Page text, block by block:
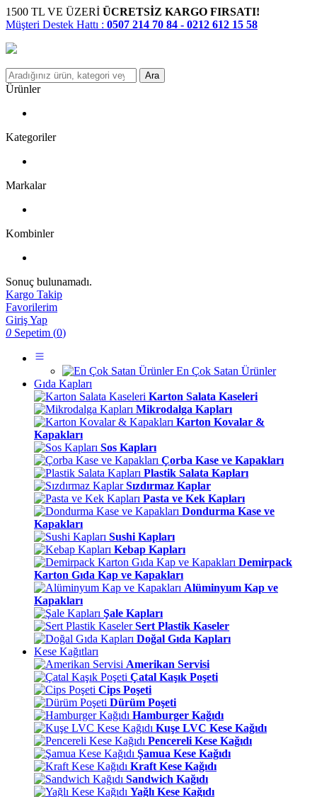
1500 TL VE ÜZERİ ÜCRETSİZ KARGO FIRSATI!
Müşteri Destek Hattı : 0507 214 70 84 - 0212 612 15 58
Ara
Ürünler
Kategoriler
Markalar
Kombinler
Sonuç bulunamadı.
Kargo Takip
Favorilerim
Giriş Yap
0 Sepetim (0)
En Çok Satan Ürünler
Gıda Kapları
Karton Salata Kaseleri
Mikrodalga Kapları
Karton Kovalar &
Kapakları
Sos Kapları
Çorba Kase ve Kapakları
Plastik Salata Kapları
Sızdırmaz Kaplar
Pasta ve Kek Kapları
Dondurma Kase ve
Kapakları
Sushi Kapları
Kebap Kapları
Demirpack
Karton Gıda Kap ve Kapakları
Alüminyum Kap ve
Kapakları
Şale Kapları
Sert Plastik Kaseler
Doğal Gıda Kapları
Kese Kağıtları
Amerikan Servisi
Çatal Kaşık Poşeti
Cips Poşeti
Dürüm Poşeti
Hamburger Kağıdı
Kuşe LVC Kese Kağıdı
Pencereli Kese Kağıdı
Şamua Kese Kağıdı
Kraft Kese Kağıdı
Sandwich Kağıdı
Yağlı Kese Kağıdı